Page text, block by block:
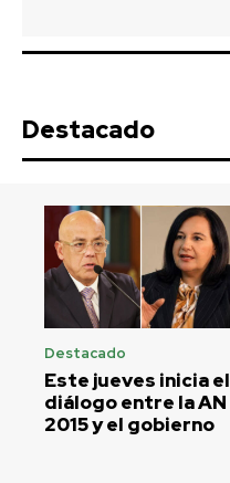
Destacado
Destacado
Este jueves inicia el
diálogo entre la AN
2015 y el gobierno